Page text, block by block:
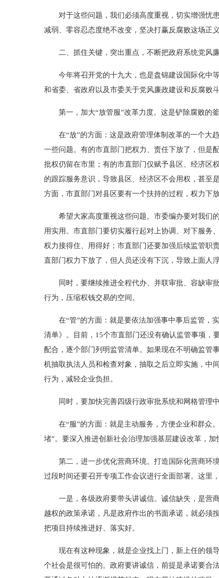
对于这些问题，我们必须高度重视，切实增强忧患
减弱、零容忍态度绝不改变，坚决打赢反腐败这场正
二、抓住关键，突出重点，不断把政府系统党风
今年将召开党的十九大，也是盘锦建设国际化中等
和省委、省政府以及市委关于党风廉政建设和反腐败
第一，加大“放管服”改革力度。这是铲除腐败的釜
在“放”的方面：这是政府管理体制改革的一个大趋
一些问题。有的市直部门把权力、责任下放了，但是
批权仍留在市里；有的市直部门仅赋予县区、经济区
的跟踪服务意识，导致县区、经济区不会用权，甚至
方面，市直部门对县区要有一个扶持的过程，权力下
希望大家高度重视这些问题。市委编办要对我们的
用实用。市直部门要切实履行起对上协调、对下服务
权力接得住、用得好；市直部门还要加强后续监管职
直部门权力下放了，但人员还没有下沉，导致上面人
同时，要继续推进全程代办、并联审批、容缺审批
行为，压缩权钱交易的空间。
在“管”的方面：就是要依法加强事中事后监管，实
清单》。目前，15个市直部门还没有确认监管事项，
配合，逐个部门列明监管清单。如果现在不明确监管
机抽取执法人员和检查对象，抽取之后立即实施，中
行为，减轻企业负担。
同时，要加快完善四级行政审批系统和网格管理
在“服”的方面：就是主动服务，方便企业和群众。
堵”。要深入推进创新社会治理加强基层建设改革，
第二，进一步优化营商环境。打造国际化营商环境
过段时间还要召开专项工作会议进行全面部署。这里
一是，各级政府要带头讲诚信。诚信缺失，是营商
越权的政策承诺，凡是政府作出的书面承诺，就必须
把项目持续推进好、落实好。
现在有这种现象，就是企业找上门，新上任的领导
个社会是很可怕的。政府要讲诚信，前提是承诺要合